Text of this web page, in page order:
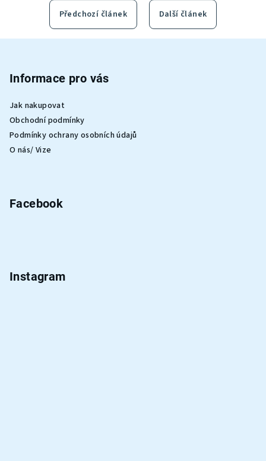
Předchozí článek Další článek
Informace pro vás
Jak nakupovat
Obchodní podmínky
Podmínky ochrany osobních údajů
O nás/ Vize
Facebook
Instagram